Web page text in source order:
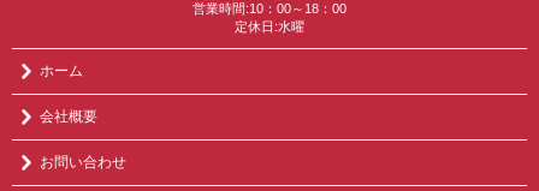
営業時間:10：00～18：00
定休日:水曜
ホーム
会社概要
お問い合わせ